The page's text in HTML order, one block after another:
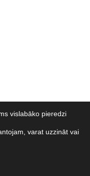
vislabāko pieredzi
varat uzzināt vai